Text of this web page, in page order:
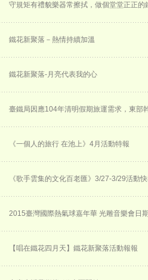
守規矩有禮貌樂器常擦拭，做個堂堂正正的
鐵花新聚落－熱情持續加溫
鐵花新聚落-月亮代表我的心
臺鐵局因應104年清明假期旅運需求，東部
《一個人的旅行 在池上》4月活動特報
《歌手雲集的文化百老匯》3/27-3/29活動
2015臺灣國際熱氣球嘉年華 光雕音樂會日
【唱在鐵花四月天】鐵花新聚落活動報報